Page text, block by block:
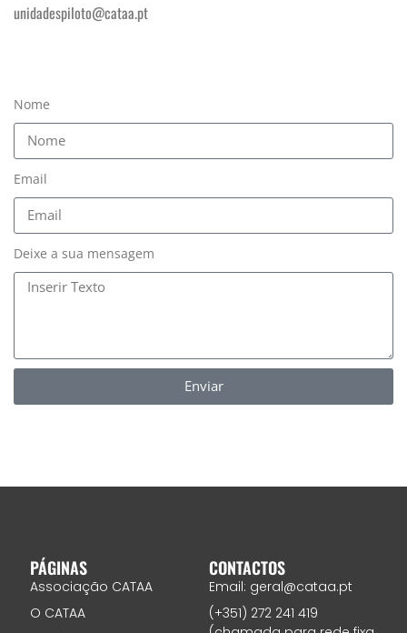
unidadespiloto@cataa.pt
Nome
Email
Deixe a sua mensagem
Enviar
PÁGINAS
Associação CATAA
O CATAA
CONTACTOS
Email: geral@cataa.pt
(+351) 272 241 419